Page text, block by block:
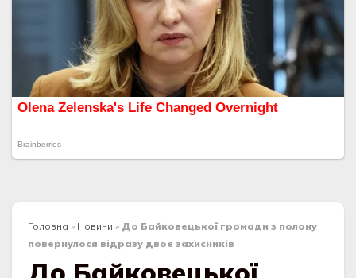
Головна » Новини » До Байковецької громади з полону
повернулося відразу двоє захисників